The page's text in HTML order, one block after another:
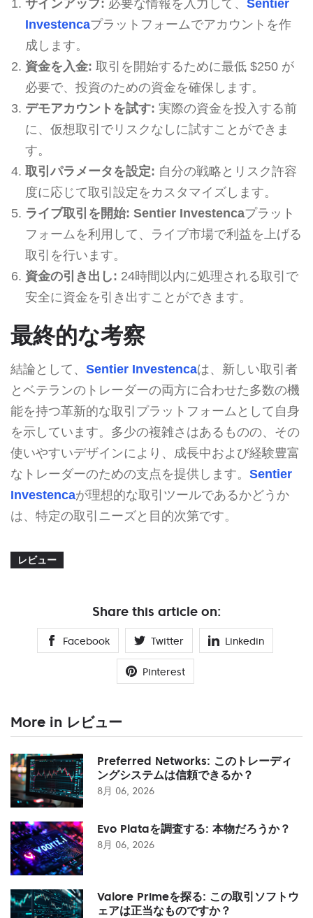
サインアップ: 必要な情報を入力して、 Sentier
Investencaプラットフォームでアカウントを作
成します。
資金を入金: 取引を開始するために最低 $250 が
必要で、投資のための資金を確保します。
デモアカウントを試す: 実際の資金を投入する前
に、仮想取引でリスクなしに試すことができま
す。
取引パラメータを設定: 自分の戦略とリスク許容
度に応じて取引設定をカスタマイズします。
ライブ取引を開始: Sentier Investencaプラット
フォームを利用して、ライブ市場で利益を上げる
取引を行います。
資金の引き出し: 24時間以内に処理される取引で
安全に資金を引き出すことができます。
最終的な考察
結論として、 Sentier Investencaは、新しい取引者
とベテランのトレーダーの両方に合わせた多数の機
能を持つ革新的な取引プラットフォームとして自身
を示しています。多少の複雑さはあるものの、その
使いやすいデザインにより、成長中および経験豊富
なトレーダーのための支点を提供します。 Sentier
Investencaが理想的な取引ツールであるかどうか
は、特定の取引ニーズと目的次第です。
レビュー
Share this article on:
Facebook Twitter Linkedin
Pinterest
More in レビュー
Preferred Networks: このトレーディ
ングシステムは信頼できるか？
8月 06, 2026
Evo Plataを調査する: 本物だろうか？
8月 06, 2026
Valore Primeを探る: この取引ソフトウ
ェアは正当なものですか？